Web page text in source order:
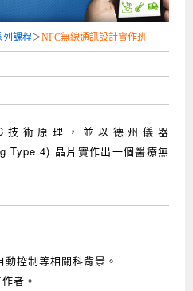
設計硬體控制
識
設計實作
體設計實戰
定課程
實務
班
Lite for MCU
定
網類)
實務
班
實戰
實務
班
開發實戰班
版)
Lite for MCU
發
AI
實務
實務
聯網實作
Lite for MCU
列課程＞NFC無線通訊設計實作班
技術原理，並以德州儀器
Type 4) 晶片實作出一個醫療無
控制等相關科背景。
者。